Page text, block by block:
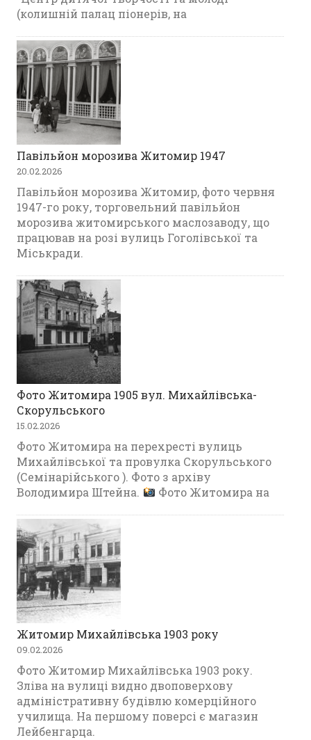
(колишній палац піонерів, на
Павільйон морозива Житомир 1947
20.02.2026
Павільйон морозива Житомир, фото червня
1947-го року, торговельний павільйон
морозива житомирського маслозаводу, що
працював на розі вулиць Гоголівської та
Міськради.
Фото Житомира 1905 вул. Михайлівська-
Скорульського
15.02.2026
Фото Житомира на перехресті вулиць
Михайлівської та провулка Скорульського
(Семінарійського ). Фото з архіву
Володимира Штейна.
Фото Житомира на
Житомир Михайлівська 1903 року
09.02.2026
Фото Житомир Михайлівська 1903 року.
Зліва на вулиці видно двоповерхову
адміністративну будівлю комерційного
училища. На першому поверсі є магазин
Лейбенгарца.